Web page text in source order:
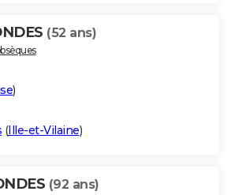
(52 ans)
)
(Ille-et-Vilaine)
(92 ans)